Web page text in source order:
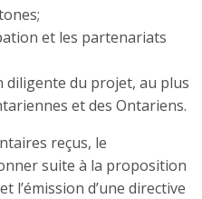
et les partenariats
du projet, au plus
et des Ontariens.
reçus, le
suite à la proposition
l’émission d’une directive